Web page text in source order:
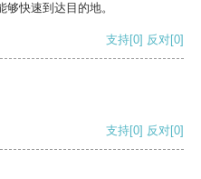
快速到达目的地。
支持[0] 反对[0]
支持[0] 反对[0]